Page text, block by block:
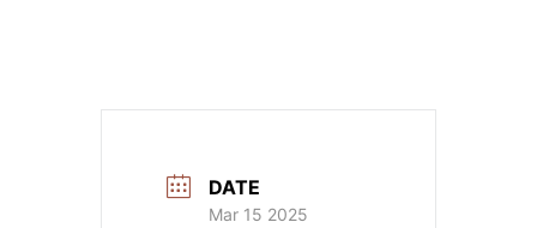
DATE
Mar 15 2025